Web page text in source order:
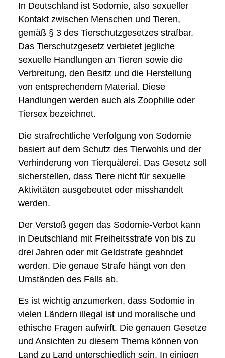
In Deutschland ist Sodomie, also sexueller
Kontakt zwischen Menschen und Tieren,
gemäß § 3 des Tierschutzgesetzes strafbar.
Das Tierschutzgesetz verbietet jegliche
sexuelle Handlungen an Tieren sowie die
Verbreitung, den Besitz und die Herstellung
von entsprechendem Material. Diese
Handlungen werden auch als Zoophilie oder
Tiersex bezeichnet.
Die strafrechtliche Verfolgung von Sodomie
basiert auf dem Schutz des Tierwohls und der
Verhinderung von Tierquälerei. Das Gesetz soll
sicherstellen, dass Tiere nicht für sexuelle
Aktivitäten ausgebeutet oder misshandelt
werden.
Der Verstoß gegen das Sodomie-Verbot kann
in Deutschland mit Freiheitsstrafe von bis zu
drei Jahren oder mit Geldstrafe geahndet
werden. Die genaue Strafe hängt von den
Umständen des Falls ab.
Es ist wichtig anzumerken, dass Sodomie in
vielen Ländern illegal ist und moralische und
ethische Fragen aufwirft. Die genauen Gesetze
und Ansichten zu diesem Thema können von
Land zu Land unterschiedlich sein. In einigen